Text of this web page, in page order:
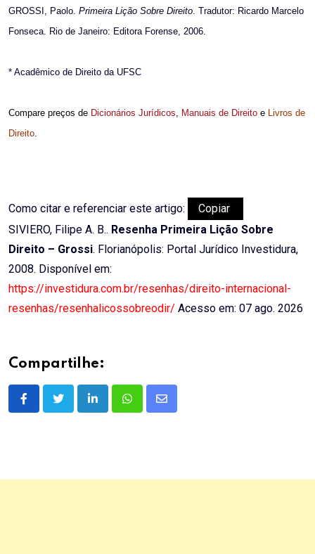
GROSSI, Paolo. Primeira Lição Sobre Direito. Tradutor: Ricardo Marcelo
Fonseca. Rio de Janeiro: Editora Forense, 2006.
* Acadêmico de Direito da UFSC
Compare preços de Dicionários Jurídicos, Manuais de Direito e Livros de
Direito.
Como citar e referenciar este artigo:
Copiar
SIVIERO, Filipe A. B.. Resenha Primeira Lição Sobre
Direito – Grossi. Florianópolis: Portal Jurídico Investidura,
2008. Disponível em:
https://investidura.com.br/resenhas/direito-internacional-
resenhas/resenhalicossobreodir/ Acesso em: 07 ago. 2026
Compartilhe:
LinkedInWhatsappShare